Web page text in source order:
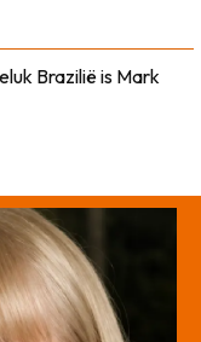
Brazilië is Mark